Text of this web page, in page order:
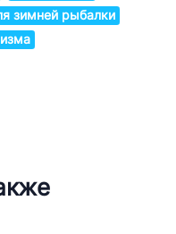
зимней рыбалки